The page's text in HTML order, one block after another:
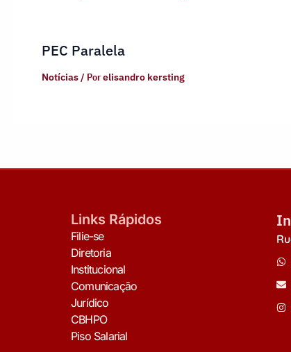
PEC Paralela
Notícias / Porelisandro kersting
Links Rápidos
Filie-se
Diretoria
Institucional
Comunicação
Jurídico
CBHPO
Piso Salarial